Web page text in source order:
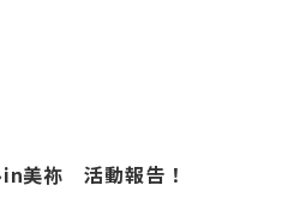
in美祢 活動報告！